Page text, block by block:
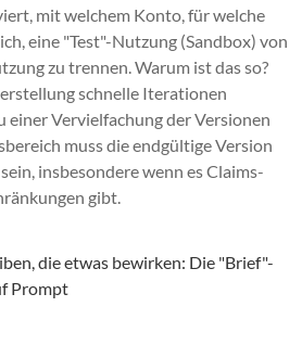
mit welchem Konto, für welche
eine "Test"-Nutzung (Sandbox) von
zu trennen. Warum ist das so?
schnelle Iterationen
einer Vervielfachung der Versionen
muss die endgültige Version
insbesondere wenn es Claims-
gibt.
die etwas bewirken: Die "Brief"-
Prompt